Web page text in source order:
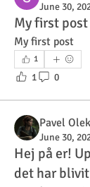
June 30,
My first post
My first post
1
1 0
Pavel
June 30,
Hej på er!
det har blivit